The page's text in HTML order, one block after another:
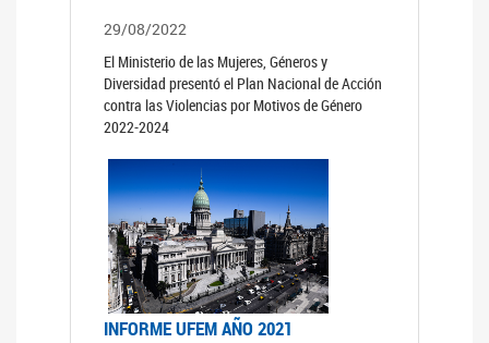
29/08/2022
El Ministerio de las Mujeres, Géneros y
Diversidad presentó el Plan Nacional de Acción
contra las Violencias por Motivos de Género
2022-2024
INFORME UFEM AÑO 2021